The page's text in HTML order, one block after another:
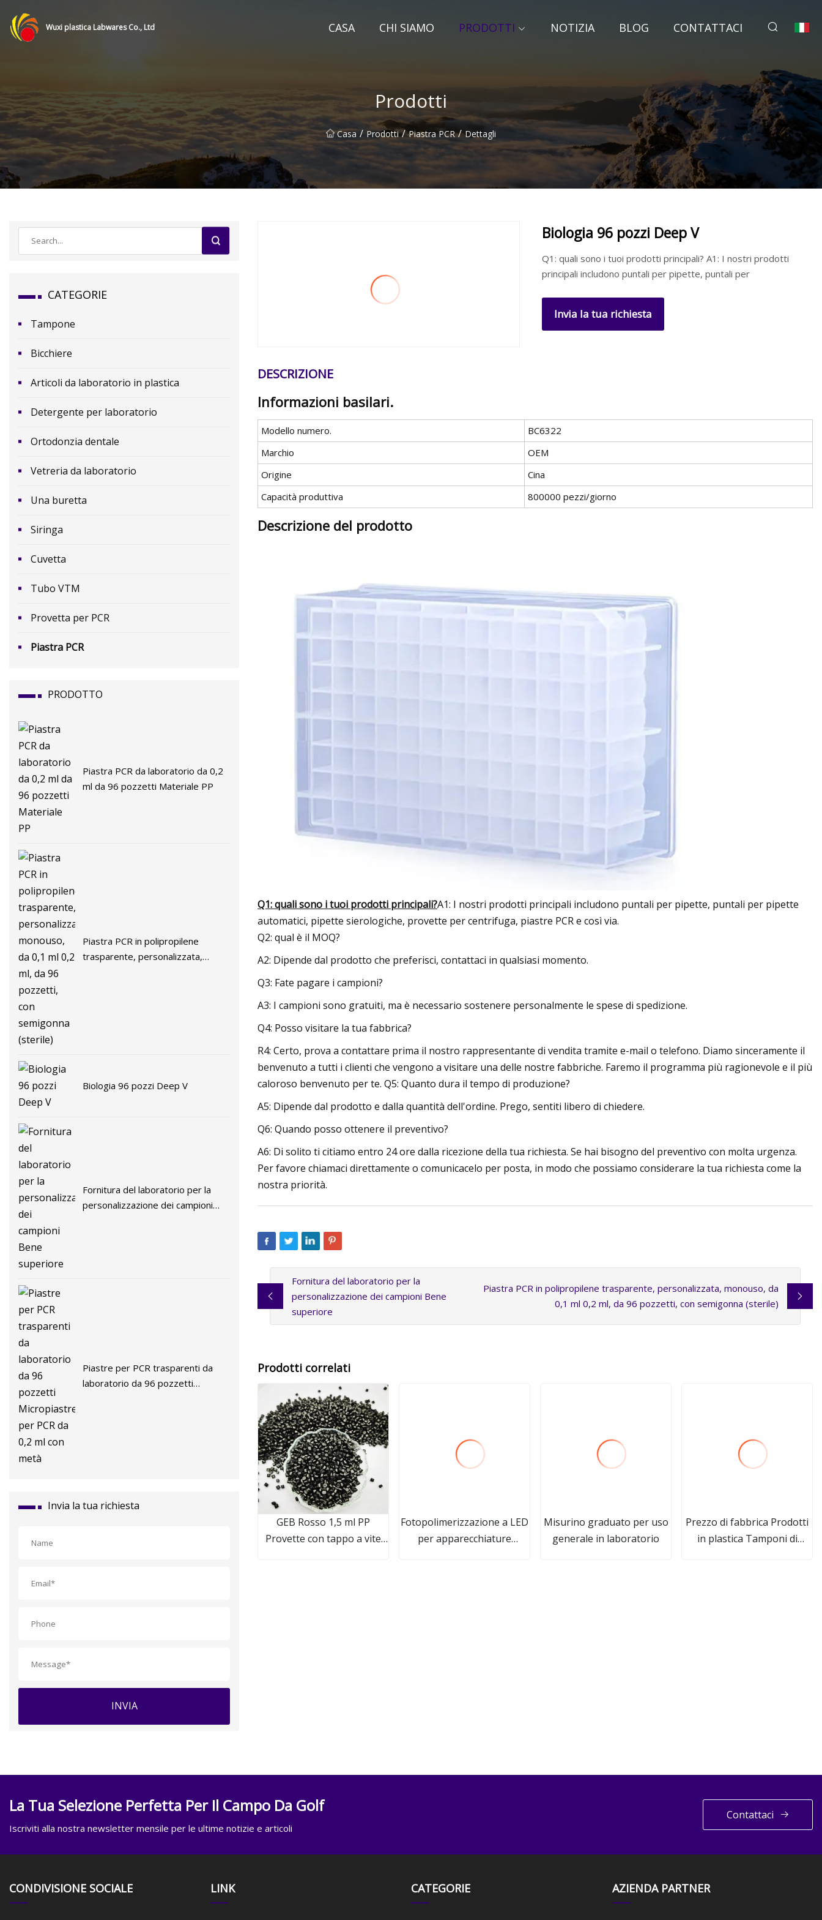
Wuxi plastica Labwares Co., Ltd CASA CHI SIAMO PRODOTTI NOTIZIA BLOG CONTATTACI
Prodotti
Casa / Prodotti / Piastra PCR / Dettagli
CATEGORIE
Tampone
Bicchiere
Articoli da laboratorio in plastica
Detergente per laboratorio
Ortodonzia dentale
Vetreria da laboratorio
Una buretta
Siringa
Cuvetta
Tubo VTM
Provetta per PCR
Piastra PCR
PRODOTTO
Piastra PCR da laboratorio da 0,2
ml da 96 pozzetti Materiale PP
Piastra PCR in polipropilene
trasparente, personalizzata,
Biologia 96 pozzi Deep V
Fornitura del laboratorio per la
personalizzazione dei campioni
Piastre per PCR trasparenti da
laboratorio da 96 pozzetti
Invia la tua richiesta
INVIA
Biologia 96 pozzi Deep V
Q1: quali sono i tuoi prodotti principali? A1: I nostri prodotti
principali includono puntali per pipette, puntali per
Invia la tua richiesta
DESCRIZIONE
Informazioni basilari.
Modello numero.
BC6322
Marchio
OEM
Origine
Cina
Capacità produttiva
800000 pezzi/giorno
Descrizione del prodotto
Q1: quali sono i tuoi prodotti principali?A1: I nostri prodotti principali includono puntali per pipette, puntali per pipette
automatici, pipette sierologiche, provette per centrifuga, piastre PCR e così via.
Q2: qual è il MOQ?
A2: Dipende dal prodotto che preferisci, contattaci in qualsiasi momento.
Q3: Fate pagare i campioni?
A3: I campioni sono gratuiti, ma è necessario sostenere personalmente le spese di spedizione.
Q4: Posso visitare la tua fabbrica?
R4: Certo, prova a contattare prima il nostro rappresentante di vendita tramite e-mail o telefono. Diamo sinceramente il
benvenuto a tutti i clienti che vengono a visitare una delle nostre fabbriche. Faremo il programma più ragionevole e il più
caloroso benvenuto per te. Q5: Quanto dura il tempo di produzione?
A5: Dipende dal prodotto e dalla quantità dell'ordine. Prego, sentiti libero di chiedere.
Q6: Quando posso ottenere il preventivo?
A6: Di solito ti citiamo entro 24 ore dalla ricezione della tua richiesta. Se hai bisogno del preventivo con molta urgenza.
Per favore chiamaci direttamente o comunicacelo per posta, in modo che possiamo considerare la tua richiesta come la
nostra priorità.
Fornitura del laboratorio per la
personalizzazione dei campioni Bene
superiore
Piastra PCR in polipropilene trasparente, personalizzata, monouso, da
0,1 ml 0,2 ml, da 96 pozzetti, con semigonna (sterile)
Prodotti correlati
GEB Rosso 1,5 ml PP
Provette con tappo a vite
Fotopolimerizzazione a LED
per apparecchiature
Misurino graduato per uso
generale in laboratorio
Prezzo di fabbrica Prodotti
in plastica Tamponi di
La Tua Selezione Perfetta Per Il Campo Da Golf
Iscriviti alla nostra newsletter mensile per le ultime notizie e articoli
Contattaci
CONDIVISIONE SOCIALE LINK CATEGORIE AZIENDA PARTNER